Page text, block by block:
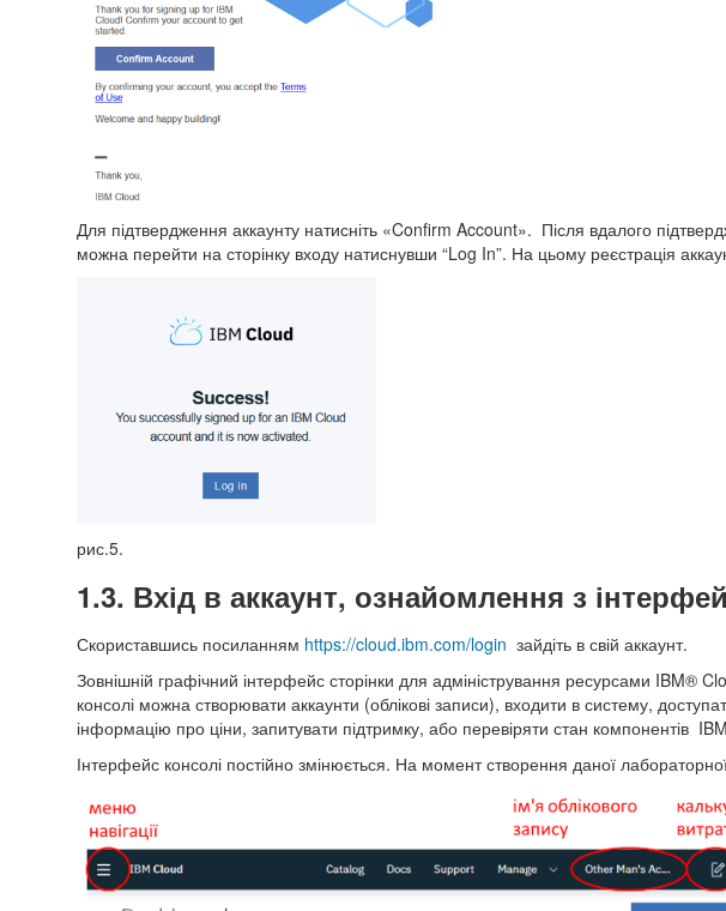
Для підтвердження аккаунту натисніть «Confirm Account». Після вдалого
можна перейти на сторінку входу натиснувши “Log In”. На цьому реєстрація
рис.5.
1.3. Вхід в аккаунт, ознайомлення з
Скориставшись посиланням https://cloud.ibm.com/login зайдіть в свій аккаунт.
Зовнішній графічний інтерфейс сторінки для адміністрування ресурсами IBM®
консолі можна створювати аккаунти (облікові записи), входити в систему,
інформацію про ціни, запитувати підтримку, або перевіряти стан компонентів
Інтерфейс консолі постійно змінюється. На момент створення даної